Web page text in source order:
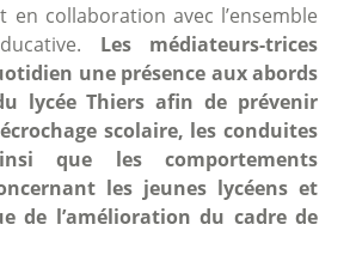
en collaboration avec l’ensemble
Les médiateurs-trices
une présence aux abords
lycée Thiers afin de prévenir
scolaire, les conduites
que les comportements
les jeunes lycéens et
de l’amélioration du cadre de